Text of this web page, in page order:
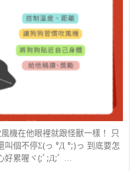
機在他眼裡就跟怪獸一樣！ 只
個不停Σ(っ °Д °;)っ 到底要怎
好累喔ヾ(;ﾟ;Д;ﾟ …